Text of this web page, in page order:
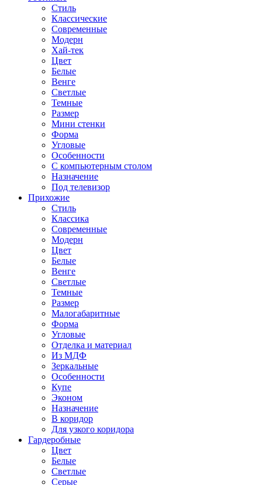
Стиль
Классические
Современные
Модерн
Хай-тек
Цвет
Белые
Венге
Светлые
Темные
Размер
Мини стенки
Форма
Угловые
Особенности
С компьютерным столом
Назначение
Под телевизор
Прихожие
Стиль
Классика
Современные
Модерн
Цвет
Белые
Венге
Светлые
Темные
Размер
Малогабаритные
Форма
Угловые
Отделка и материал
Из МДФ
Зеркальные
Особенности
Купе
Эконом
Назначение
В коридор
Для узкого коридора
Гардеробные
Цвет
Белые
Светлые
Серые